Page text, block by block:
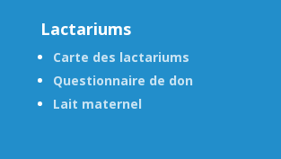
Lactariums
Carte des lactariums
Questionnaire de don
Lait maternel